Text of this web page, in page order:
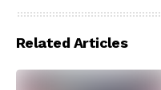
Related Articles